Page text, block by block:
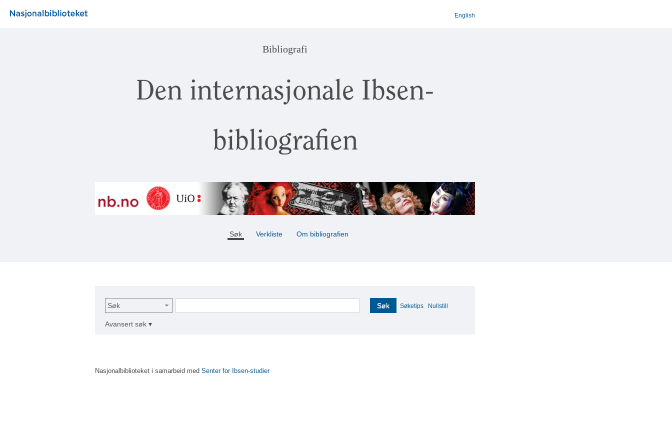
English
Bibliografi
Den internasjonale Ibsen-
bibliografien
Søk Verkliste Om bibliografien
Søk Søk Søketips Nullstill
Avansert søk ▾
Nasjonalbiblioteket i samarbeid med Senter for Ibsen-studier